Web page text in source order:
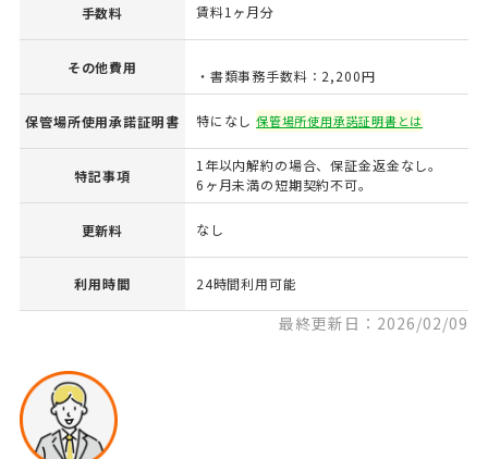
手数料 賃料1ヶ月分
その他費用 ・書類事務手数料：2,200円
保管場所使用承諾証明書 特になし保管場所使用承諾証明書とは
特記事項
1年以内解約の場合、保証金返金なし。
6ヶ月未満の短期契約不可。
更新料 なし
利用時間 24時間利用可能
最終更新日：2026/02/09